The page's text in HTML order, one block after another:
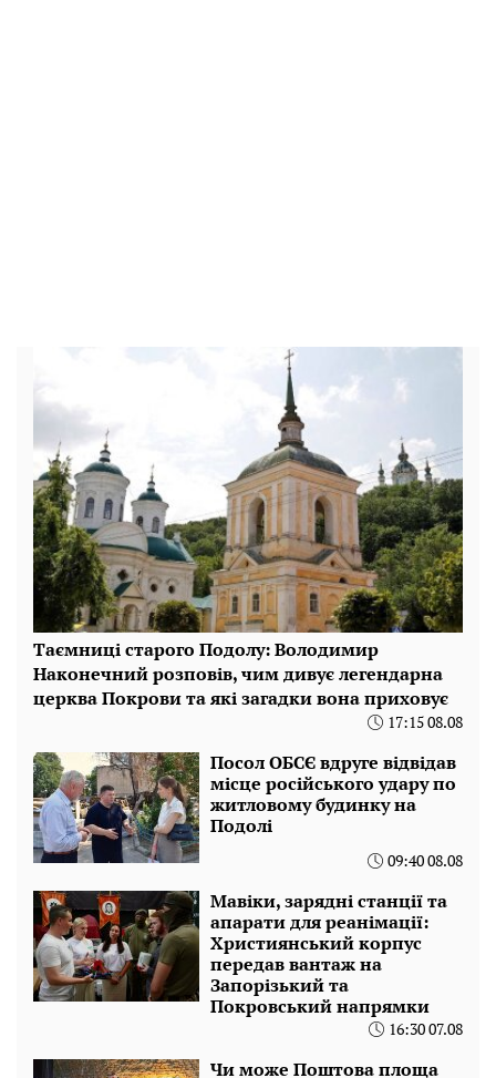
Таємниці старого Подолу: Володимир
Наконечний розповів, чим дивує легендарна
церква Покрови та які загадки вона приховує
17:15 08.08
Посол ОБСЄ вдруге відвідав
місце російського удару по
житловому будинку на
Подолі
09:40 08.08
Мавіки, зарядні станції та
апарати для реанімації:
Християнський корпус
передав вантаж на
Запорізький та
Покровський напрямки
16:30 07.08
Чи може Поштова площа